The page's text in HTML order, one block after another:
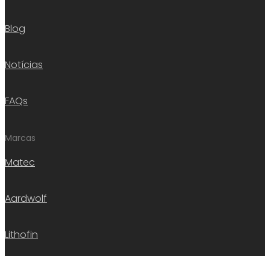
Blog
Notícias
FAQs
Marcas
Matec
Aardwolf
Lithofin